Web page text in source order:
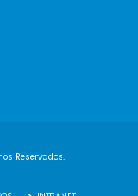
Reservados.